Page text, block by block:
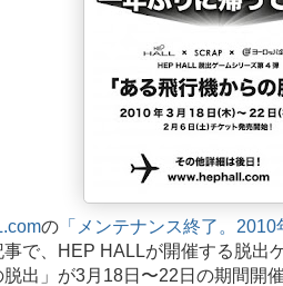
の 「メンテナンス終了。
事で、HEP HALLが開催する脱出
出」が3月18日〜22日の期間開